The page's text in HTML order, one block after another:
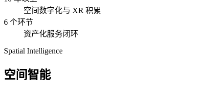
空间数字化与 XR 积累
6 个环节
资产化服务闭环
Spatial Intelligence
空间智能